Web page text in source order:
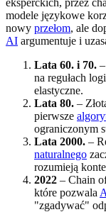
modele językowe
nowy przełom, ale
AI argumentuje i
Lata 60. i 70.
na regułach
elastyczne.
Lata 80. –
pierwsze
ograniczonym
Lata 2000. –
naturalnego
rozumieją
2022 – Chain
które pozwala
"zgadywać"